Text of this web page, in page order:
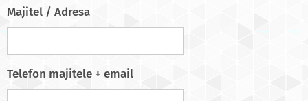
Majitel / Adresa
Telefon majitele + email